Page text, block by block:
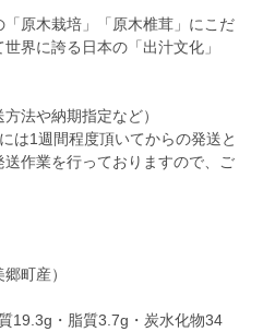
原木栽培」「原木椎茸」にこだ
界に誇る日本の「出汁文化」
法や納期指定など）
は1週間程度頂いてからの発送と
作業を行っておりますので、ご
町産）
19.3g・脂質3.7g・炭水化物34